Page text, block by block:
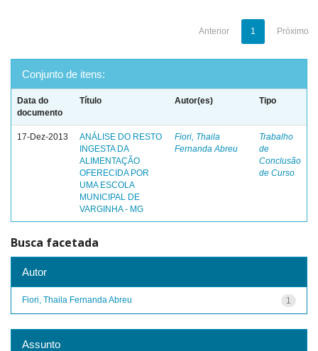
Anterior 1 Próximo
Conjunto de itens:
Data do
documento
Título Autor(es) Tipo
17-Dez-2013
ANÁLISE DO RESTO
INGESTA DA
ALIMENTAÇÃO
OFERECIDA POR
UMA ESCOLA
MUNICIPAL DE
VARGINHA - MG
Fiori, Thaila
Fernanda Abreu
Trabalho
de
Conclusão
de Curso
Busca facetada
Autor
1
Fiori, Thaila Fernanda Abreu
Assunto